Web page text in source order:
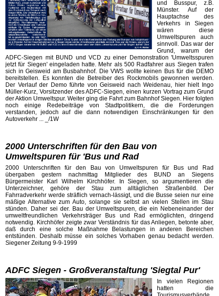
und Busspur, z.B.
Münster. Auf der
Hauptachse des
Verkehrs in Siegen
wären diese
Umweltspuren auch
sinnvoll. Das war der
Grund, warum der
ADFC-Siegen mit BUND und VCD zu einer Demonstration 'Umweltsspuren
jetzt für Siegen' eingeladen hatte. Mehr als 500 Radfahrer aus Siegen trafen
sich in Geisweid am Busbahnhof. Die VWS wollte keinen Bus für die DEMO
bereitstellen. Es konnten die Betreiber des Rockmobils gewonnen werden.
Der Verlauf der Demo führte von Geisweid nach Weidenau, hier hielt Ingo
Müller-Kurz, Vorsitzender des ADFC-Siegen, einen kurzen Vortrag zum Grund
der Aktion Umweltspur. Weiter ging die Fahrt zum Bahnhof Siegen. Hier folgten
noch einige Redebeiträge von Stadtpolitikern, die die Forderungen
verstanden, jedoch auf die dann notwendigen Einschränkungen für den
Autoverkehr ... _/1W
2000 Unterschriften für den Bau von
Umweltspuren für 'Bus und Rad
2000 Unterschriften für den Bau von Umweltspuren für Bus und Rad
übergaben gestern nachmittag Mitglieder des BUND an Siegens
Bürgermeister Karl Wilhelm Kirchhöfer. In Siegen, so argumentieren die
Unterzeichner, gehöre der Stau zum alltäglichen Straßenbild. Der
Fahrradverkehr werde sträflich vernach-lässigt, und die Busse seien nur eine
mäßige Alternative zum Auto, solange sie selbst an vielen Stellen im Stau
stünden. Daher sei der. Bau der Umweltspuren, die ein Nebeneinander der
umweltfreundlichen Verkehrsträger Bus und Rad ermöglichten, dringend
notwendig. Kirchhöfer zeigte zwar Verständnis für das Anliegen, betonte aber,
daß durch eine solche Maßnahme Belastungen in anderen Bereichen
entstünden. Deshalb müsse ein solches Vorhaben genau bedacht werden.
Siegener Zeitung 9-9-1999
ADFC Siegen - Großveranstaltung 'Siegtal Pur'
In vielen Regionen
hatten die